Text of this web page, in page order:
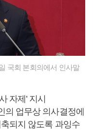
국회 본회의에서 인사말
자제’ 지시
의 업무상 의사결정에
되지 않도록 과잉수